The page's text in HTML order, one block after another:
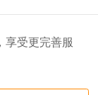
享受更完善服